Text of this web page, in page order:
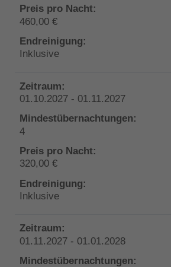
460,00 €
Inklusive
01.10.2027 - 01.11.2027
4
320,00 €
Inklusive
01.11.2027 - 01.01.2028